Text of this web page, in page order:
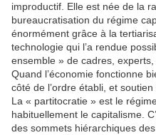
improductif. Elle est née de la
bureaucratisation du régime
énormément grâce à la
technologie qui l’a rendue
ensemble » de cadres,
Quand l’économie fonctionne
côté de l’ordre établi, et
La « partitocratie » est le
habituellement le capitalisme.
des sommets hiérarchiques